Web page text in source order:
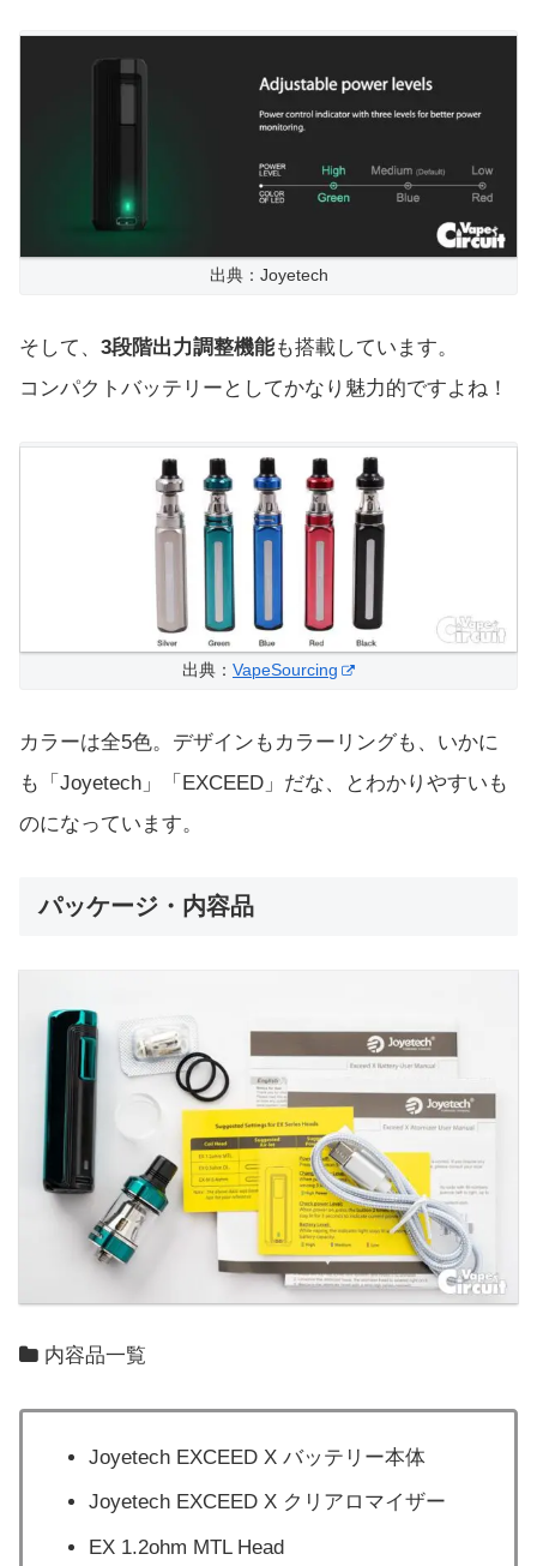
出典：Joyetech
そして、 3段階出力調整機能も搭載しています。
コンパクトバッテリーとしてかなり魅力的ですよね！
出典： VapeSourcing
カラーは全5色。デザインもカラーリングも、いかに
も「Joyetech」「EXCEED」だな、とわかりやすいも
のになっています。
パッケージ・内容品
内容品一覧
Joyetech EXCEED X バッテリー本体
Joyetech EXCEED X クリアロマイザー
EX 1.2ohm MTL Head